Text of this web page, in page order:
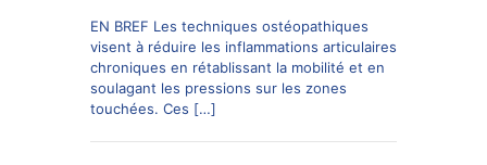
EN BREF Les techniques ostéopathiques
visent à réduire les inflammations articulaires
chroniques en rétablissant la mobilité et en
soulagant les pressions sur les zones
touchées. Ces […]